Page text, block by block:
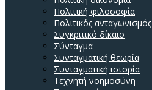
Πολιτική φιλοσοφία
Πολιτικός ανταγωνισμός
Συγκριτικό δίκαιο
Σύνταγμα
Συνταγματική θεωρία
Συνταγματική ιστορία
Τεχνητή νοημοσύνη